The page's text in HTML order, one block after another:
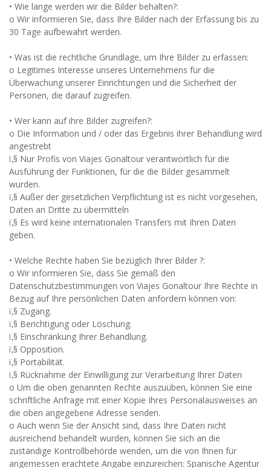
• Wie lange werden wir die Bilder behalten?:
o Wir informieren Sie, dass Ihre Bilder nach der Erfassung bis zu
30 Tage aufbewahrt werden.
• Was ist die rechtliche Grundlage, um Ihre Bilder zu erfassen:
o Legitimes Interesse unseres Unternehmens für die
Überwachung unserer Einrichtungen und die Sicherheit der
Personen, die darauf zugreifen.
• Wer kann auf ihre Bilder zugreifen?:
o Die Information und / oder das Ergebnis ihrer Behandlung wird
angestrebt
ï‚§ Nur Profis von Viajes Gonaltour verantwortlich für die
Ausführung der Funktionen, für die die Bilder gesammelt
wurden.
ï‚§ Außer der gesetzlichen Verpflichtung ist es nicht vorgesehen,
Daten an Dritte zu übermitteln
ï‚§ Es wird keine internationalen Transfers mit Ihren Daten
geben.
• Welche Rechte haben Sie bezüglich Ihrer Bilder ?:
o Wir informieren Sie, dass Sie gemäß den
Datenschutzbestimmungen von Viajes Gonaltour Ihre Rechte in
Bezug auf Ihre persönlichen Daten anfordern können von:
ï‚§ Zugang.
ï‚§ Berichtigung oder Löschung.
ï‚§ Einschränkung Ihrer Behandlung.
ï‚§ Opposition.
ï‚§ Portabilität.
ï‚§ Rücknahme der Einwilligung zur Verarbeitung Ihrer Daten
o Um die oben genannten Rechte auszuüben, können Sie eine
schriftliche Anfrage mit einer Kopie Ihres Personalausweises an
die oben angegebene Adresse senden.
o Auch wenn Sie der Ansicht sind, dass Ihre Daten nicht
ausreichend behandelt wurden, können Sie sich an die
zuständige Kontrollbehörde wenden, um die von Ihnen für
angemessen erachtete Angabe einzureichen: Spanische Agentur